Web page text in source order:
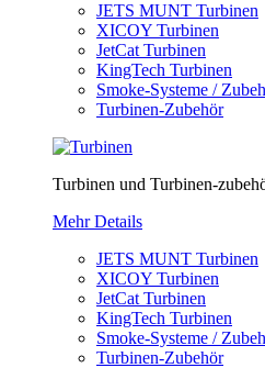
JETS MUNT Turbinen
XICOY Turbinen
JetCat Turbinen
KingTech Turbinen
Smoke-Systeme /
Turbinen-Zubehör
Turbinen und Turbinen-
Mehr Details
JETS MUNT Turbinen
XICOY Turbinen
JetCat Turbinen
KingTech Turbinen
Smoke-Systeme /
Turbinen-Zubehör